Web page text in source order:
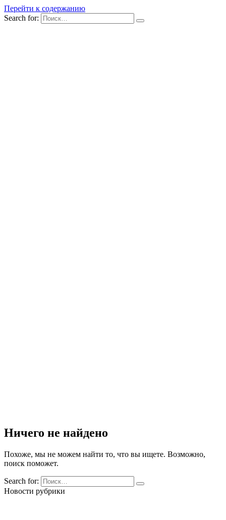
Перейти к содержанию
Search for:
Ничего не найдено
Похоже, мы не можем найти то, что вы ищете. Возможно,
поиск поможет.
Search for:
Новости рубрики